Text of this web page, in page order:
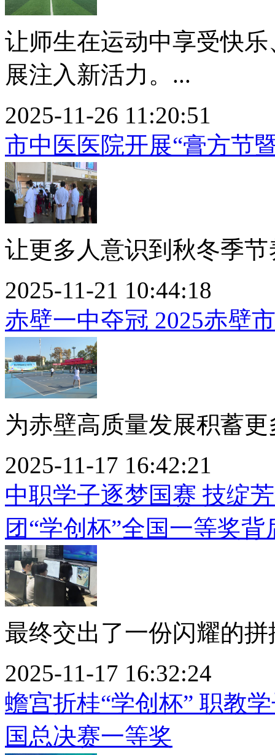
让师生在运动中享受快
展注入新活力。...
2025-11-26 11:20:51
市中医医院开展“膏方节
让更多人意识到秋冬季
2025-11-21 10:44:18
赤壁一中夺冠 2025赤壁
为赤壁高质量发展积蓄
2025-11-17 16:42:21
中职学子逐梦国赛 技绽
团“学创杯”全国一等奖
最终交出了一份闪耀的拼
2025-11-17 16:32:24
蟾宫折桂“学创杯” 职教
国总决赛一等奖